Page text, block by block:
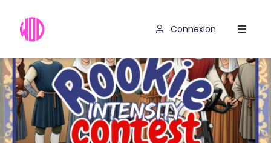
Hyrox
Programmes
WOD
Connexion